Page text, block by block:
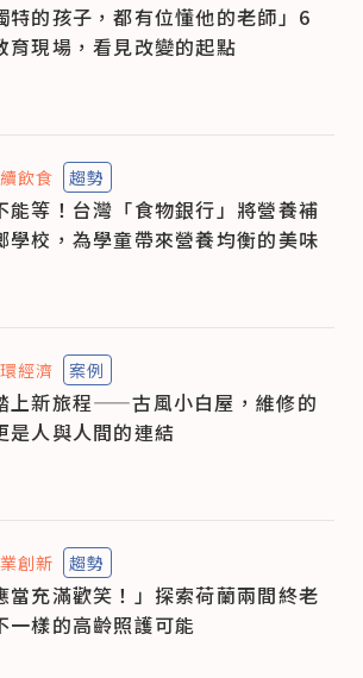
特的孩子，都有位懂他的老師」6
育現場，看見改變的起點
飲食 趨勢
能等！台灣「食物銀行」將營養補
學校，為學童帶來營養均衡的美味
經濟 案例
上新旅程——古風小白屋，維修的
是人與人間的連結
創新 趨勢
當充滿歡笑！」探索荷蘭兩間終老
一樣的高齡照護可能